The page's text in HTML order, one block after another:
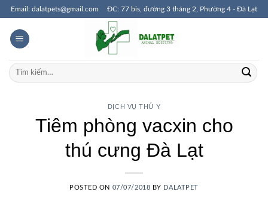
Skip
content
Email: dalatpets@gmail.com ĐC: 77 bis, đường 3 tháng 2, Phường 4 - Đà Lạt
Tìm
kiếm:
DỊCH VỤ THÚ Y
Tiêm phòng vacxin cho
thú cưng Đà Lạt
POSTED ON 07/07/2018 BY DALATPET